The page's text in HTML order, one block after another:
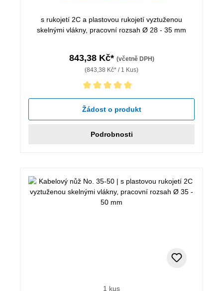
s rukojetí 2C a plastovou rukojetí vyztuženou
skelnými vlákny, pracovní rozsah Ø 28 - 35 mm
843,38 Kč* (včetně DPH)
(843,38 Kč* / 1 Kus)
Průměrné hodnocení 5 z 5 hvězd
Žádost o produkt
Podrobnosti
1 kus